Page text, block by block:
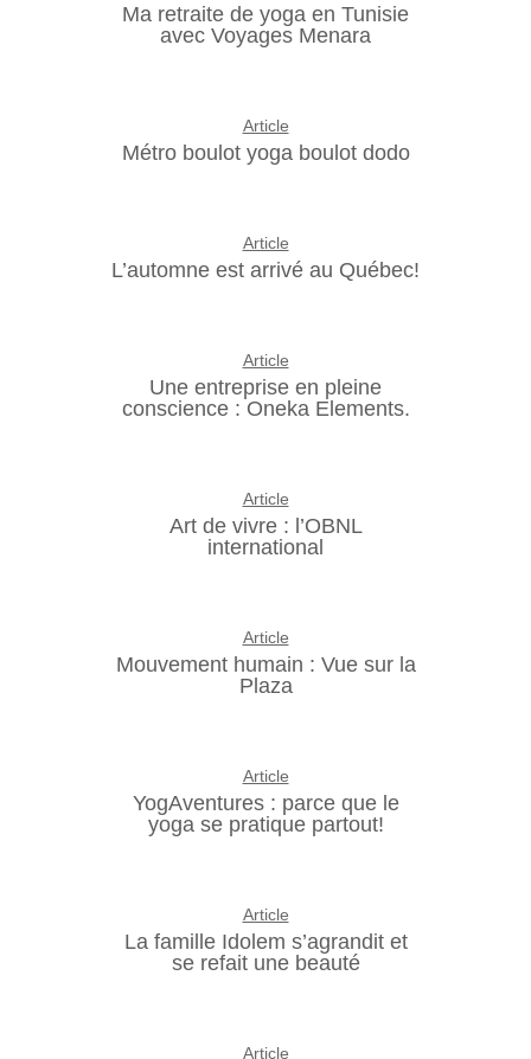
Ma retraite de yoga en Tunisie
avec Voyages Menara
Article
Métro boulot yoga boulot dodo
Article
L’automne est arrivé au Québec!
Article
Une entreprise en pleine
conscience : Oneka Elements.
Article
Art de vivre : l’OBNL
international
Article
Mouvement humain : Vue sur la
Plaza
Article
YogAventures : parce que le
yoga se pratique partout!
Article
La famille Idolem s’agrandit et
se refait une beauté
Article